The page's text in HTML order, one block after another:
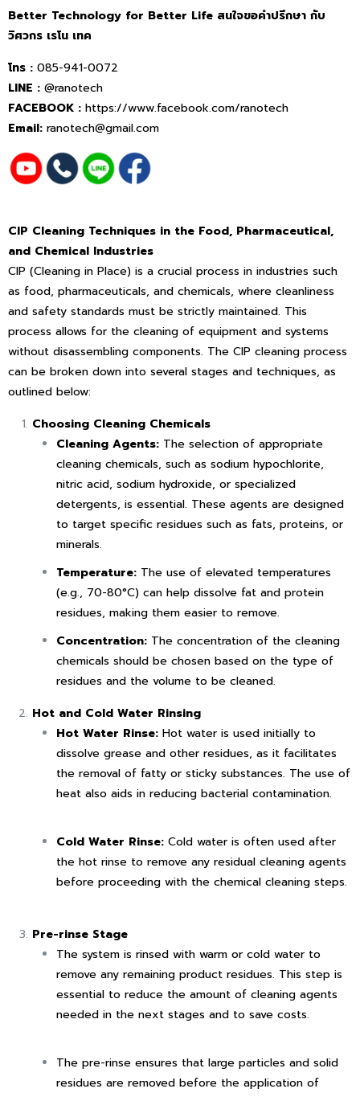
Better Technology for Better Life สนใจขอคำปรึกษา กับ
วิศวกร เรโน เทค
โทร : 085-941-0072
LINE : @ranotech
FACEBOOK : https://www.facebook.com/ranotech
Email: ranotech@gmail.com
CIP Cleaning Techniques in the Food, Pharmaceutical,
and Chemical Industries
CIP (Cleaning in Place) is a crucial process in industries such
as food, pharmaceuticals, and chemicals, where cleanliness
and safety standards must be strictly maintained. This
process allows for the cleaning of equipment and systems
without disassembling components. The CIP cleaning process
can be broken down into several stages and techniques, as
outlined below:
Choosing Cleaning Chemicals
Cleaning Agents: The selection of appropriate
cleaning chemicals, such as sodium hypochlorite,
nitric acid, sodium hydroxide, or specialized
detergents, is essential. These agents are designed
to target specific residues such as fats, proteins, or
minerals.
Temperature: The use of elevated temperatures
(e.g., 70-80°C) can help dissolve fat and protein
residues, making them easier to remove.
Concentration: The concentration of the cleaning
chemicals should be chosen based on the type of
residues and the volume to be cleaned.
Hot and Cold Water Rinsing
Hot Water Rinse: Hot water is used initially to
dissolve grease and other residues, as it facilitates
the removal of fatty or sticky substances. The use of
heat also aids in reducing bacterial contamination.
Cold Water Rinse: Cold water is often used after
the hot rinse to remove any residual cleaning agents
before proceeding with the chemical cleaning steps.
Pre-rinse Stage
The system is rinsed with warm or cold water to
remove any remaining product residues. This step is
essential to reduce the amount of cleaning agents
needed in the next stages and to save costs.
The pre-rinse ensures that large particles and solid
residues are removed before the application of